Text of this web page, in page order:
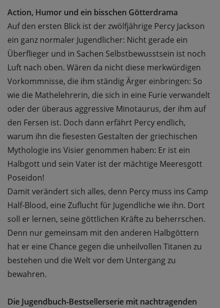
Action, Humor und ein bisschen Götterdrama
Auf den ersten Blick ist der zwölfjährige Percy Jackson
ein ganz normaler Jugendlicher: Nicht gerade ein
Überflieger und in Sachen Selbstbewusstsein ist noch
Luft nach oben. Wären da nicht diese merkwürdigen
Vorkommnisse, die ihm ständig Ärger einbringen: So
wie die Mathelehrerin, die sich in eine Furie verwandelt
oder der überaus aggressive Minotaurus, der ihm auf
den Fersen ist. Doch dann erfährt Percy endlich,
warum ihn die fiesesten Gestalten der griechischen
Mythologie ins Visier genommen haben: Er ist ein
Halbgott und sein Vater ist der mächtige Meeresgott
Poseidon!
Damit verändert sich alles, denn Percy muss ins Camp
Half-Blood, eine Zuflucht für Jugendliche wie ihn. Dort
soll er lernen, seine göttlichen Kräfte zu beherrschen.
Denn nur gemeinsam mit den anderen Halbgöttern
hat er eine Chance gegen die unheilvollen Titanen zu
bestehen und die Welt vor dem Untergang zu
bewahren.
Die Jugendbuch-Bestsellerserie mit nachtragenden